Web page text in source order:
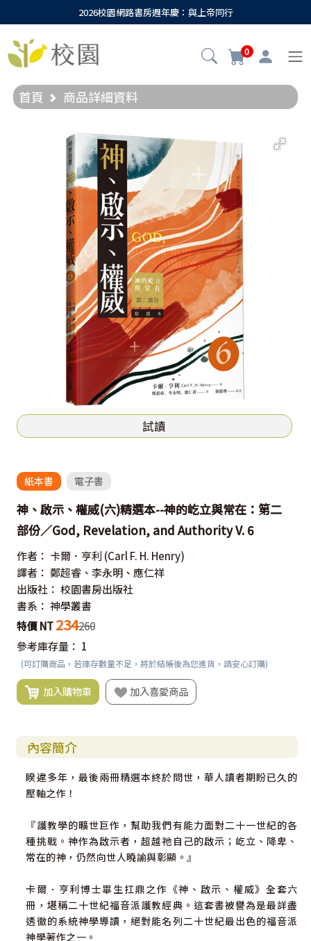
2026校園網路書房週年慶：與上帝同行
0
首頁 商品詳細資料
試讀
紙本書 電子書
神、啟示、權威(六)精選本--神的屹立與常在：第二
部份／God, Revelation, and Authority V. 6
作者： 卡爾．亨利 (Carl F. H. Henry)
譯者： 鄭超睿、李永明、應仁祥
出版社： 校園書房出版社
書系： 神學叢書
特價 NT 234260
參考庫存量： 1
(可訂購商品，若庫存數量不足，將於結帳後為您進貨，請安心訂購)
加入購物車 加入喜愛商品
內容簡介
睽違多年，最後兩冊精選本終於問世，華人讀者期盼已久的
壓軸之作！
『護教學的曠世巨作，幫助我們有能力面對二十一世紀的各
種挑戰。神作為啟示者，超越祂自己的啟示；屹立、降卑、
常在的神，仍然向世人曉諭與彰顯。』
卡爾．亨利博士畢生扛鼎之作《神、啟示、權威》全套六
冊，堪稱二十世紀福音派護教經典。這套書被譽為是最詳盡
透徹的系統神學導讀，絕對能名列二十世紀最出色的福音派
神學著作之一。